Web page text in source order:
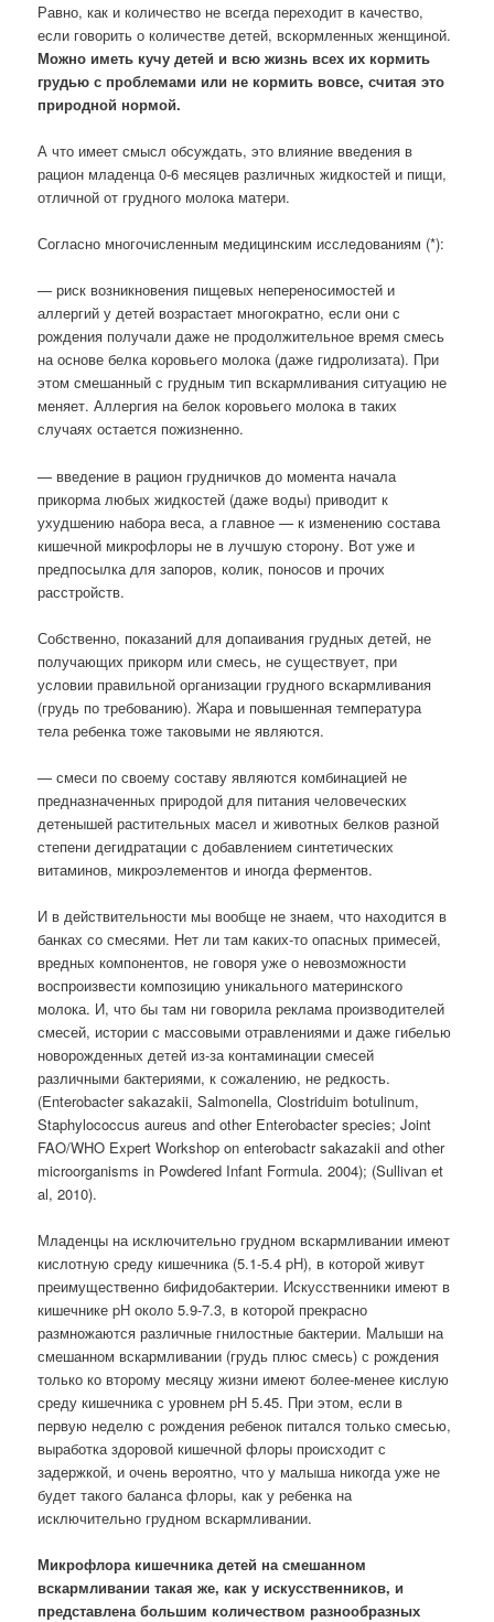
Равно, как и количество не всегда переходит в качество,
если говорить о количестве детей, вскормленных женщиной.
Можно иметь кучу детей и всю жизнь всех их кормить
грудью с проблемами или не кормить вовсе, считая это
природной нормой.
А что имеет смысл обсуждать, это влияние введения в
рацион младенца 0-6 месяцев различных жидкостей и пищи,
отличной от грудного молока матери.
Согласно многочисленным медицинским исследованиям (*):
— риск возникновения пищевых непереносимостей и
аллергий у детей возрастает многократно, если они с
рождения получали даже не продолжительное время смесь
на основе белка коровьего молока (даже гидролизата). При
этом смешанный с грудным тип вскармливания ситуацию не
меняет. Аллергия на белок коровьего молока в таких
случаях остается пожизненно.
— введение в рацион грудничков до момента начала
прикорма любых жидкостей (даже воды) приводит к
ухудшению набора веса, а главное — к изменению состава
кишечной микрофлоры не в лучшую сторону. Вот уже и
предпосылка для запоров, колик, поносов и прочих
расстройств.
Собственно, показаний для допаивания грудных детей, не
получающих прикорм или смесь, не существует, при
условии правильной организации грудного вскармливания
(грудь по требованию). Жара и повышенная температура
тела ребенка тоже таковыми не являются.
— смеси по своему составу являются комбинацией не
предназначенных природой для питания человеческих
детенышей растительных масел и животных белков разной
степени дегидратации с добавлением синтетических
витаминов, микроэлементов и иногда ферментов.
И в действительности мы вообще не знаем, что находится в
банках со смесями. Нет ли там каких-то опасных примесей,
вредных компонентов, не говоря уже о невозможности
воспроизвести композицию уникального материнского
молока. И, что бы там ни говорила реклама производителей
смесей, истории с массовыми отравлениями и даже гибелью
новорожденных детей из-за контаминации смесей
различными бактериями, к сожалению, не редкость.
(Enterobacter sakazakii, Salmonella, Clostriduim botulinum,
Staphylococcus aureus and other Enterobacter species; Joint
FAO/WHO Expert Workshop on enterobactr sakazakii and other
microorganisms in Powdered Infant Formula. 2004); (Sullivan et
al, 2010).
Младенцы на исключительно грудном вскармливании имеют
кислотную среду кишечника (5.1-5.4 pH), в которой живут
преимущественно бифидобактерии. Искусственники имеют в
кишечнике pH около 5.9-7.3, в которой прекрасно
размножаются различные гнилостные бактерии. Малыши на
смешанном вскармливании (грудь плюс смесь) с рождения
только ко второму месяцу жизни имеют более-менее кислую
среду кишечника с уровнем pH 5.45. При этом, если в
первую неделю с рождения ребенок питался только смесью,
выработка здоровой кишечной флоры происходит с
задержкой, и очень вероятно, что у малыша никогда уже не
будет такого баланса флоры, как у ребенка на
исключительно грудном вскармливании.
Микрофлора кишечника детей на смешанном
вскармливании такая же, как у искусственников, и
представлена большим количеством разнообразных